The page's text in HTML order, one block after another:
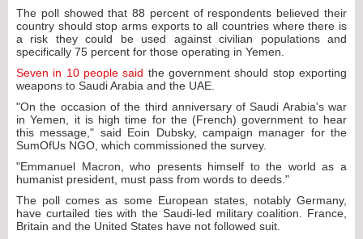
The poll showed that 88 percent of respondents believed their
country should stop arms exports to all countries where there is
a risk they could be used against civilian populations and
specifically 75 percent for those operating in Yemen.
Seven in 10 people said the government should stop exporting
weapons to Saudi Arabia and the UAE.
"On the occasion of the third anniversary of Saudi Arabia's war
in Yemen, it is high time for the (French) government to hear
this message," said Eoin Dubsky, campaign manager for the
SumOfUs NGO, which commissioned the survey.
"Emmanuel Macron, who presents himself to the world as a
humanist president, must pass from words to deeds."
The poll comes as some European states, notably Germany,
have curtailed ties with the Saudi-led military coalition. France,
Britain and the United States have not followed suit.